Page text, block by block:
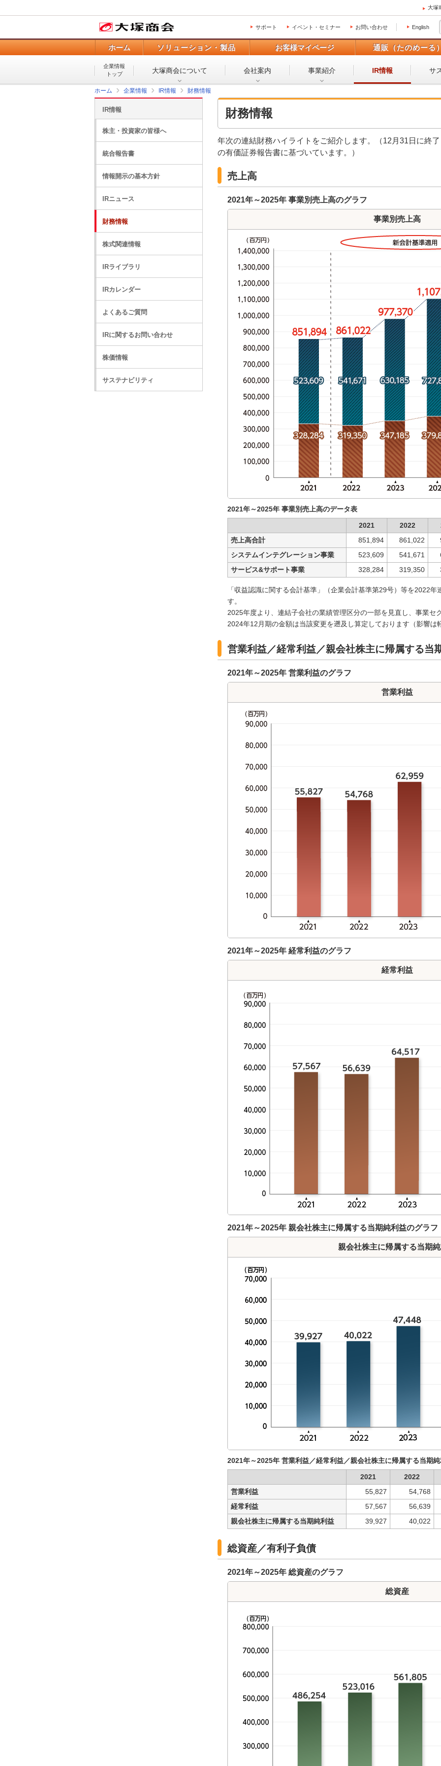
大塚
サポート イベント・セミナー お問い合わせ English
ホーム ソリューション・製品 お客様マイページ 通販（たのめーる
企業情報
トップ
大塚商会について 会社案内 事業紹介 IR情報 サ
ホーム 企業情報 IR情報 財務情報
財務情報
年次の連結財務ハイライトをご紹介します。（12月31日に終
の有価証券報告書に基づいています。）
売上高
2021年～2025年 事業別売上高のグラフ
事業別売上高
2021年～2025年 事業別売上高のデータ表
2021 2022
売上高合計
851,894 861,022
システムインテグレーション事業
523,609 541,671
サービス&サポート事業
328,284 319,350
「収益認識に関する会計基準」（企業会計基準第29号）等を2022
す。
2025年度より、連結子会社の業績管理区分の一部を見直し、事業セ
2024年12月期の金額は当該変更を遡及し算定しております（影響は
営業利益／経常利益／親会社株主に帰属する当
2021年～2025年 営業利益のグラフ
営業利益
2021年～2025年 経常利益のグラフ
経常利益
2021年～2025年 親会社株主に帰属する当期純利益のグラフ
親会社株主に帰属する当期
2021年～2025年 営業利益／経常利益／親会社株主に帰属する当期
2021
2022
営業利益
55,827
54,768
経常利益
57,567
56,639
親会社株主に帰属する当期純利益
39,927 40,022
総資産／有利子負債
2021年～2025年 総資産のグラフ
総資産
IR情報
株主・投資家の皆様へ
統合報告書
情報開示の基本方針
IRニュース
財務情報
株式関連情報
IRライブラリ
IRカレンダー
よくあるご質問
IRに関するお問い合わせ
株価情報
サステナビリティ